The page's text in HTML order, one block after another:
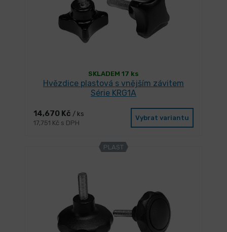
SKLADEM 17 ks
Hvězdice plastová s vnějším závitem
Série KRG1A
14,670 Kč / ks
17,751 Kč s DPH
Vybrat variantu
PLAST